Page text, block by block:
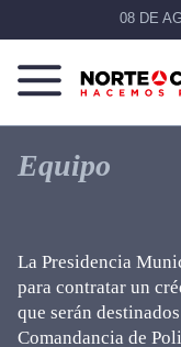
08 DE
Norte
De
Chihuahua
Más
que
noticias,
Equipo
La Presidencia
para contratar un
que serán
Comandancia de